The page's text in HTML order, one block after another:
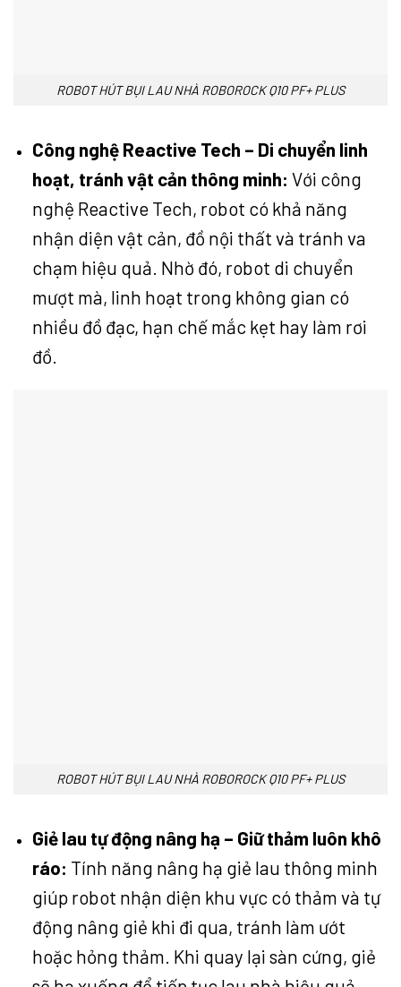
ROBOT HÚT BỤI LAU NHÀ ROBOROCK Q10 PF+ PLUS
Công nghệ Reactive Tech – Di chuyển linh
hoạt, tránh vật cản thông minh: Với công
nghệ Reactive Tech, robot có khả năng
nhận diện vật cản, đồ nội thất và tránh va
chạm hiệu quả. Nhờ đó, robot di chuyển
mượt mà, linh hoạt trong không gian có
nhiều đồ đạc, hạn chế mắc kẹt hay làm rơi
đồ.
ROBOT HÚT BỤI LAU NHÀ ROBOROCK Q10 PF+ PLUS
Giẻ lau tự động nâng hạ – Giữ thảm luôn khô
ráo: Tính năng nâng hạ giẻ lau thông minh
giúp robot nhận diện khu vực có thảm và tự
động nâng giẻ khi đi qua, tránh làm ướt
hoặc hỏng thảm. Khi quay lại sàn cứng, giẻ